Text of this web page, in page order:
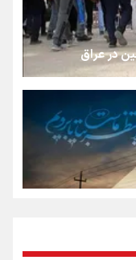
«آهای مردم، آقا از